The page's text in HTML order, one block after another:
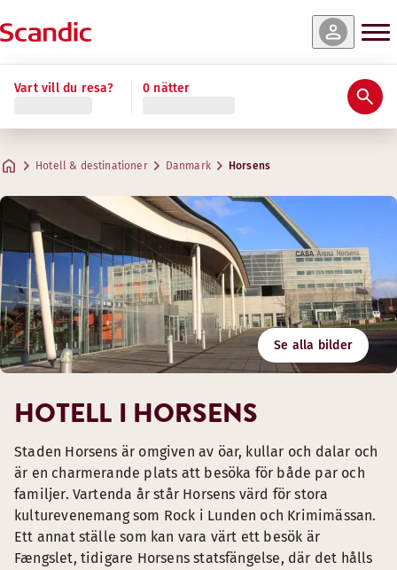
Vart vill du resa? 0 nätter
Hotell & destinationer Danmark Horsens
Se alla bilder
HOTELL I HORSENS
Staden Horsens är omgiven av öar, kullar och dalar och
är en charmerande plats att besöka för både par och
familjer. Vartenda år står Horsens värd för stora
kulturevenemang som Rock i Lunden och Krimimässan.
Ett annat ställe som kan vara värt ett besök är
Fængslet, tidigare Horsens statsfängelse, där det hålls